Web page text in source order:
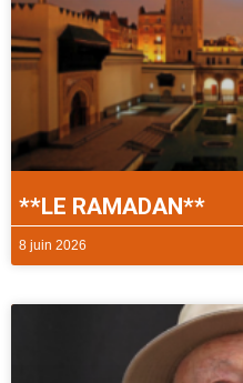
**LE RAMADAN**
8 juin 2026